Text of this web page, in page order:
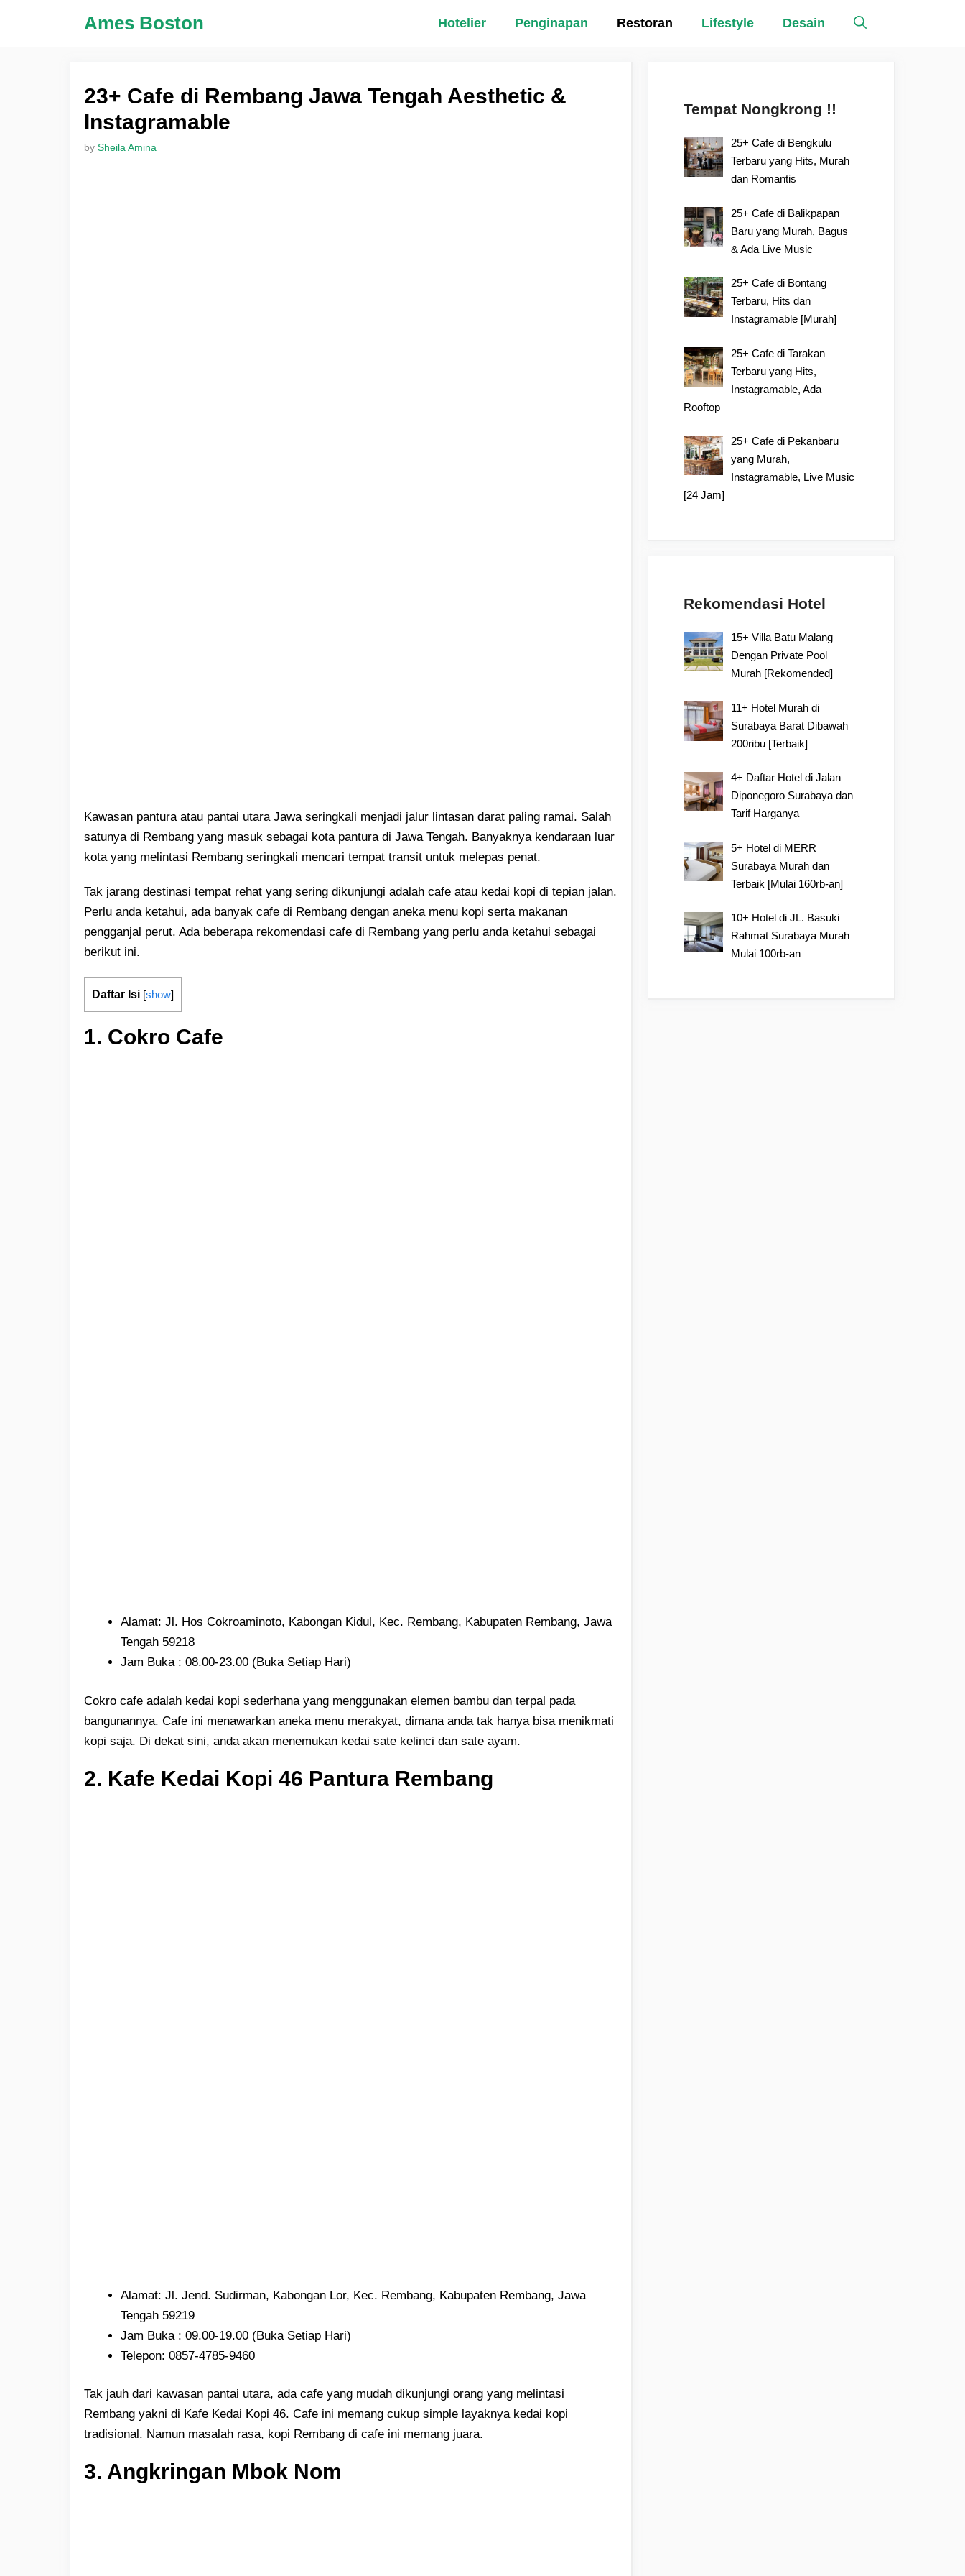
Ames Boston Hotelier Penginapan Restoran Lifestyle Desain
23+ Cafe di Rembang Jawa Tengah Aesthetic &
Instagramable
by Sheila Amina
Kawasan pantura atau pantai utara Jawa seringkali menjadi jalur lintasan darat paling ramai. Salah
satunya di Rembang yang masuk sebagai kota pantura di Jawa Tengah. Banyaknya kendaraan luar
kota yang melintasi Rembang seringkali mencari tempat transit untuk melepas penat.
Tak jarang destinasi tempat rehat yang sering dikunjungi adalah cafe atau kedai kopi di tepian jalan.
Perlu anda ketahui, ada banyak cafe di Rembang dengan aneka menu kopi serta makanan
pengganjal perut. Ada beberapa rekomendasi cafe di Rembang yang perlu anda ketahui sebagai
berikut ini.
Daftar Isi [show]
1. Cokro Cafe
Alamat: Jl. Hos Cokroaminoto, Kabongan Kidul, Kec. Rembang, Kabupaten Rembang, Jawa
Tengah 59218
Jam Buka : 08.00-23.00 (Buka Setiap Hari)
Cokro cafe adalah kedai kopi sederhana yang menggunakan elemen bambu dan terpal pada
bangunannya. Cafe ini menawarkan aneka menu merakyat, dimana anda tak hanya bisa menikmati
kopi saja. Di dekat sini, anda akan menemukan kedai sate kelinci dan sate ayam.
2. Kafe Kedai Kopi 46 Pantura Rembang
Alamat: Jl. Jend. Sudirman, Kabongan Lor, Kec. Rembang, Kabupaten Rembang, Jawa
Tengah 59219
Jam Buka : 09.00-19.00 (Buka Setiap Hari)
Telepon: 0857-4785-9460
Tak jauh dari kawasan pantai utara, ada cafe yang mudah dikunjungi orang yang melintasi
Rembang yakni di Kafe Kedai Kopi 46. Cafe ini memang cukup simple layaknya kedai kopi
tradisional. Namun masalah rasa, kopi Rembang di cafe ini memang juara.
3. Angkringan Mbok Nom
Tempat Nongkrong !!
25+ Cafe di Bengkulu
Terbaru yang Hits, Murah
dan Romantis
25+ Cafe di Balikpapan
Baru yang Murah, Bagus
& Ada Live Music
25+ Cafe di Bontang
Terbaru, Hits dan
Instagramable [Murah]
25+ Cafe di Tarakan
Terbaru yang Hits,
Instagramable, Ada
Rooftop
25+ Cafe di Pekanbaru
yang Murah,
Instagramable, Live Music
[24 Jam]
Rekomendasi Hotel
15+ Villa Batu Malang
Dengan Private Pool
Murah [Rekomended]
11+ Hotel Murah di
Surabaya Barat Dibawah
200ribu [Terbaik]
4+ Daftar Hotel di Jalan
Diponegoro Surabaya dan
Tarif Harganya
5+ Hotel di MERR
Surabaya Murah dan
Terbaik [Mulai 160rb-an]
10+ Hotel di JL. Basuki
Rahmat Surabaya Murah
Mulai 100rb-an